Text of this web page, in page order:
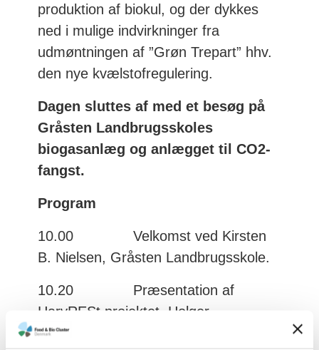
produktion af biokul, og der dykkes
ned i mulige indvirkninger fra
udmøntningen af ”Grøn Trepart” hhv.
den nye kvælstofregulering.
Dagen sluttes af med et besøg på
Gråsten Landbrugsskoles
biogasanlæg og anlægget til CO2-
fangst.
Program
10.00 Velkomst ved Kirsten
B. Nielsen, Gråsten Landbrugsskole.
10.20 Præsentation af
HarvRESt projektet, Holger
Nehmdahl, Conterra